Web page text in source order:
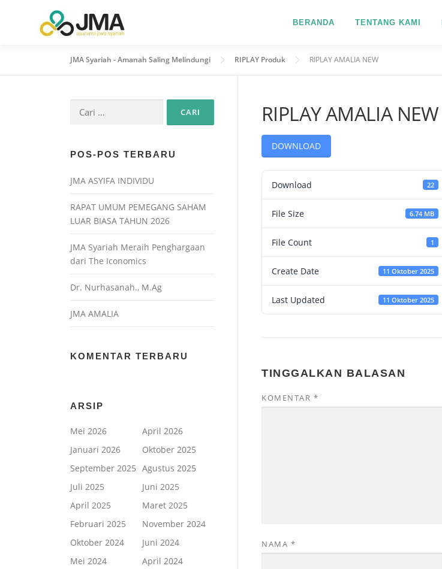
BERANDA TENTANG KAMI
JMA Syariah - Amanah Saling Melindungi RIPLAY Produk RIPLAY AMALIA NEW
RIPLAY AMALIA NEW
DOWNLOAD
Download 22
File Size 6.74 MB
File Count 1
Create Date 11 Oktober 2025
Last Updated 11 Oktober 2025
TINGGALKAN BALASAN
KOMENTAR *
NAMA *
POS-POS TERBARU
JMA ASYIFA INDIVIDU
RAPAT UMUM PEMEGANG SAHAM
LUAR BIASA TAHUN 2026
JMA Syariah Meraih Penghargaan
dari The Iconomics
Dr. Nurhasanah., M.Ag
JMA AMALIA
KOMENTAR TERBARU
ARSIP
Mei 2026
April 2026
Januari 2026
Oktober 2025
September 2025 Agustus 2025
Juli 2025
Juni 2025
April 2025
Maret 2025
Februari 2025
November 2024
Oktober 2024
Juni 2024
Mei 2024
April 2024